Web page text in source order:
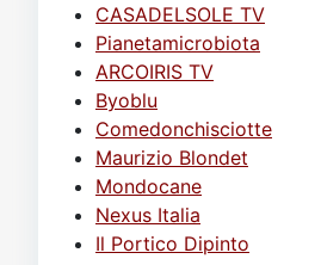
CASADELSOLE TV
Pianetamicrobiota
ARCOIRIS TV
Byoblu
Comedonchisciotte
Maurizio Blondet
Mondocane
Nexus Italia
Il Portico Dipinto